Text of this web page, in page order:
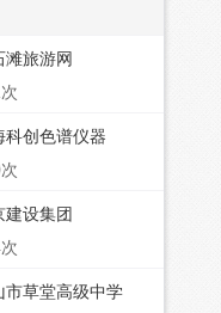
滩旅游网
科创色谱仪器
建设集团
市草堂高级中学